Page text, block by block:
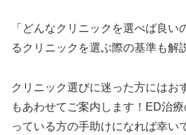
「どんなクリニックを選べば良い
るクリニックを選ぶ際の基準も解
クリニック選びに迷った方にはお
もあわせてご案内します！ED治
っている方の手助けになれば幸い